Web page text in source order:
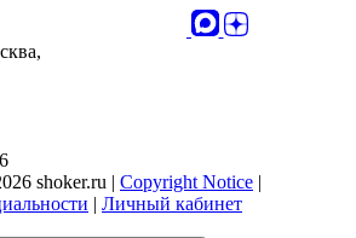
shoker.ru | Copyright Notice |
| Личный кабинет